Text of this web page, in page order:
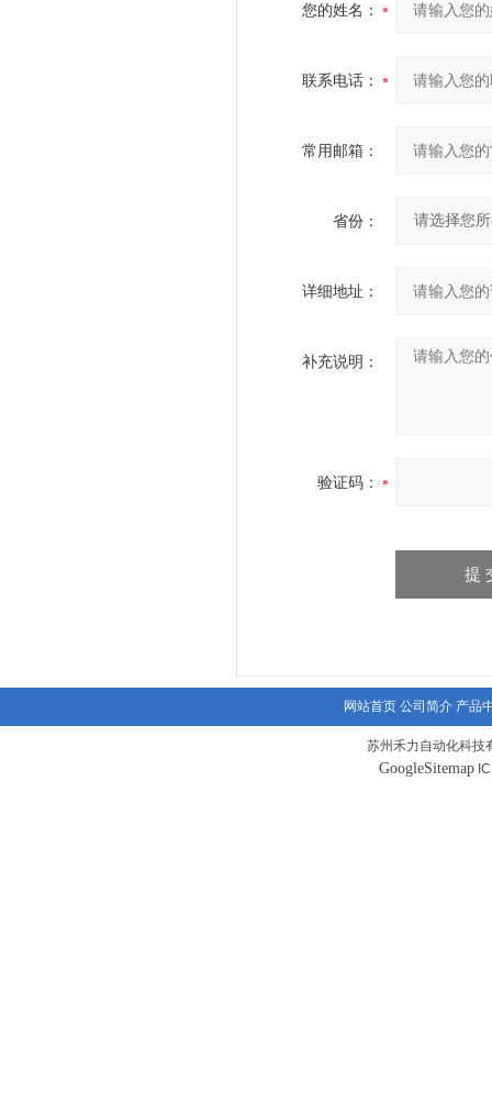
您的姓名：
联系电话：
常用邮箱：
省份：
详细地址：
补充说明：
验证码：
网站首页 公司简介 产品
苏州禾力自动化科技
GoogleSitemap